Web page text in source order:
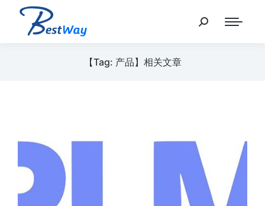
【Tag: 产品】相关文章